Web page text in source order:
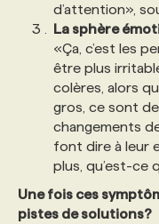
d’attention»,
La sphère
«Ça, c’est les
être plus
colères, alors
gros, ce sont
changements
font dire à leur
plus, qu’est-ce
Une fois ces
pistes de solutions?